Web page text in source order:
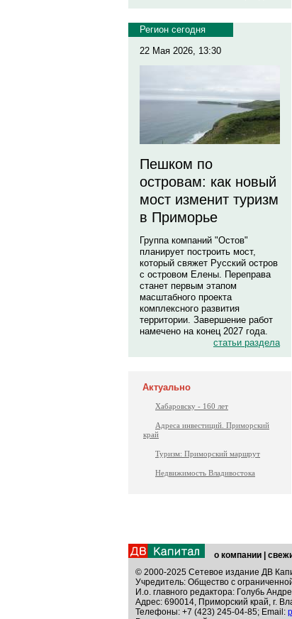
Регион сегодня
22 Мая 2026, 13:30
Пешком по
островам: как новый
мост изменит туризм
в Приморье
Группа компаний "Остов"
планирует построить мост,
который свяжет Русский остров
с островом Елены. Переправа
станет первым этапом
масштабного проекта
комплексного развития
территории. Завершение работ
намечено на конец 2027 года.
статьи раздела
Актуально
Хабаровску - 160 лет
Адреса инвестиций. Приморский
край
Туризм: Приморский маршрут
Недвижимость Владивостока
о компании
© 2000-2025 Сетевое издание ДВ
Учредитель: Общество с
И.о. главного редактора: Голубь
Адрес: 690014, Приморский край, г.
Телефоны: +7 (423) 245-04-85; Email: